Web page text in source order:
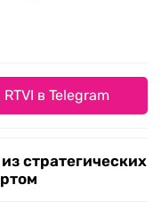
в Telegram
стратегических